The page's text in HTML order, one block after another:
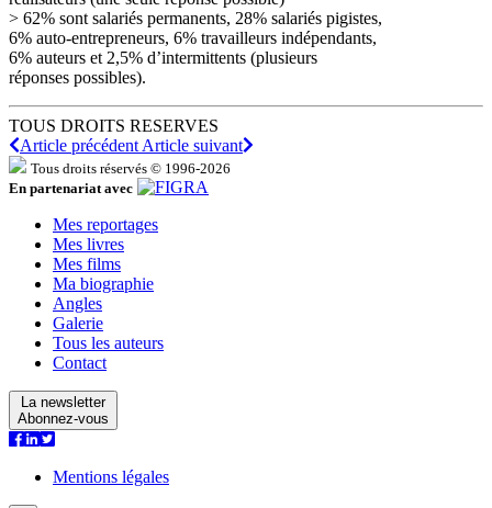
> 62% sont salariés permanents, 28% salariés pigistes,
6% auto-entrepreneurs, 6% travailleurs indépendants,
6% auteurs et 2,5% d’intermittents (plusieurs
réponses possibles).
TOUS DROITS RESERVES
Article précédent Article suivant
Tous droits réservés © 1996-2026
En partenariat avec
Mes reportages
Mes livres
Mes films
Ma biographie
Angles
Galerie
Tous les auteurs
Contact
La newsletter
Abonnez-vous
Mentions légales